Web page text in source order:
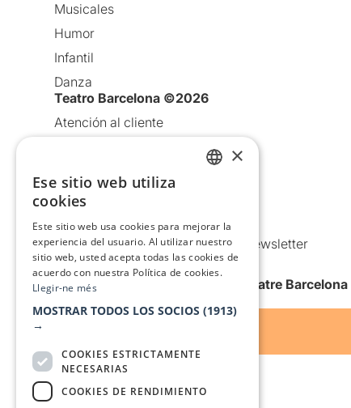
Musicales
Humor
Infantil
Danza
Teatro Barcelona ©2026
Atención al cliente
Política de Cookies
Condiciones de uso
Comunicaciones comerciales y Newsletter
Anuncia’t
Quiero recibir la newsletter de Teatre
×
Ese sitio web utiliza
cookies
Este sitio web usa cookies para mejorar la
experiencia del usuario. Al utilizar nuestro
sitio web, usted acepta todas las cookies de
acuerdo con nuestra Política de cookies.
Llegir-ne més
MOSTRAR TODOS LOS SOCIOS (1913)
→
COOKIES ESTRICTAMENTE
NECESARIAS
COOKIES DE RENDIMIENTO